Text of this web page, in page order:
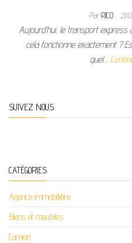
ParRICO 21/
Aujourd’hui, le transport
cela fonctionne exactement ?
quel…
SUIVEZ NOUS
CATÉGORIES
Agence immobilière
Biens et meubles
Camion